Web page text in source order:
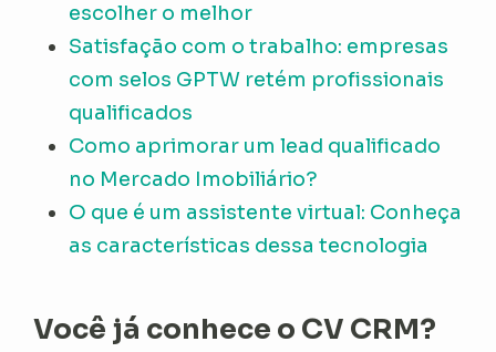
escolher o melhor
Satisfação com o trabalho: empresas
com selos GPTW retém profissionais
qualificados
Como aprimorar um lead qualificado
no Mercado Imobiliário?
O que é um assistente virtual: Conheça
as características dessa tecnologia
Você já conhece o CV CRM?